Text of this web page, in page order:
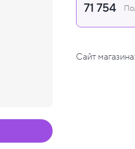
71 754
Сайт магазина: